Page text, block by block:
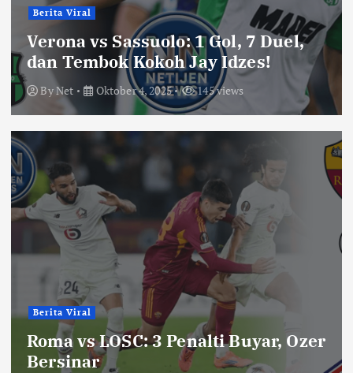
Berita Viral
Verona vs Sassuolo: 1 Gol, 7 Duel,
dan Tembok Kokoh Jay Idzes!
ByNet Oktober 4, 2025 145 views
Berita Viral
Roma vs LOSC: 3 Penalti Buyar, Ozer
Bersinar